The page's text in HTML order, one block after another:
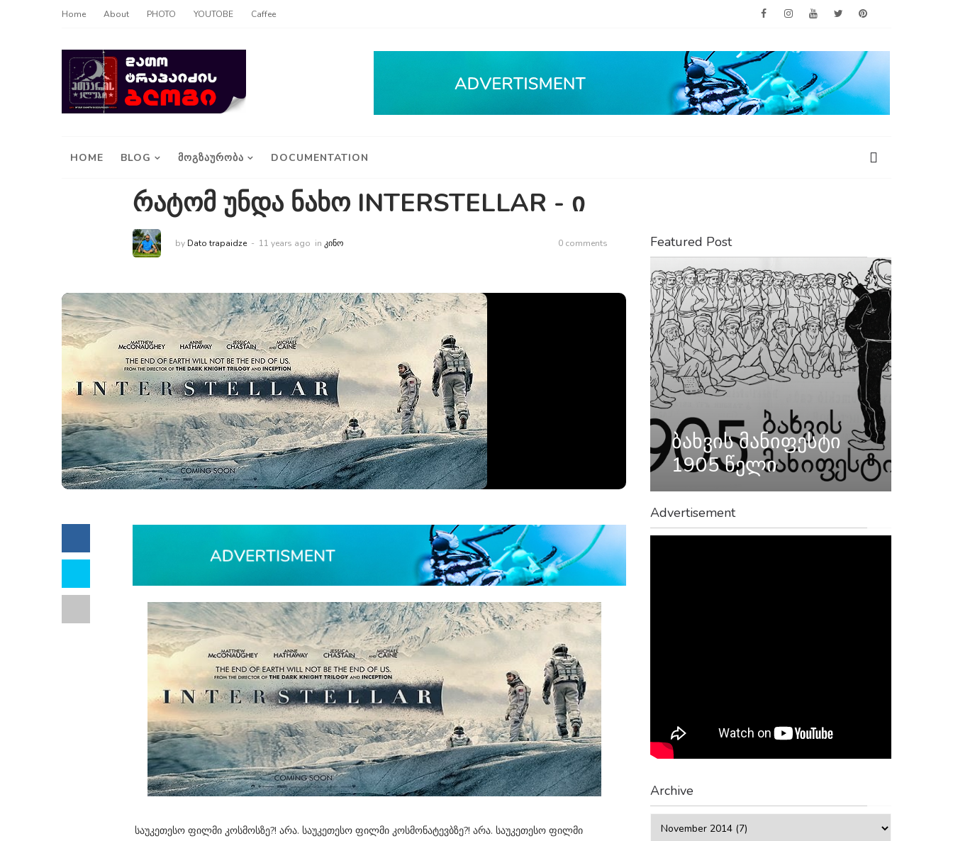
Home About PHOTO YOUTOBE Caffee
HOME BLOG ᲛᲝᲒᲖᲐᲣᲠᲝᲑᲐ DOCUMENTATION
რატომ უნდა ნახო INTERSTELLAR - ი
by Dato trapaidze 11 years ago in ᲙᲘᲜᲝ 0 comments
საუკეთესო ფილმი კოსმოსზე?! არა. საუკეთესო ფილმი კოსმონატევბზე?! არა. საუკეთესო ფილმი
Featured Post
ბახვის მანიფესტი
1905 წელი
Advertisement
Archive